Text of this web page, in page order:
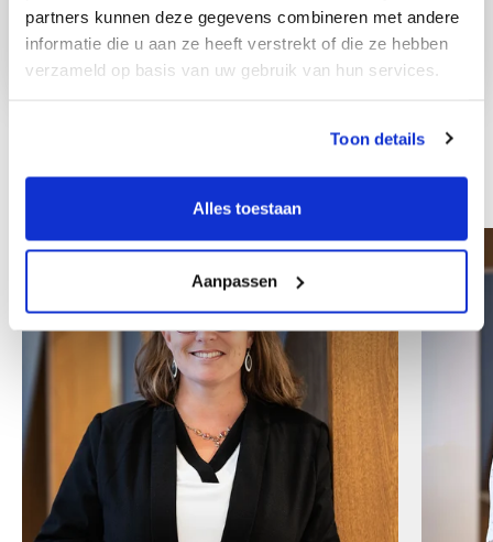
partners kunnen deze gegevens combineren met andere
informatie die u aan ze heeft verstrekt of die ze hebben
verzameld op basis van uw gebruik van hun services.
Toon details
Alles toestaan
Aanpassen
Andre kolleger